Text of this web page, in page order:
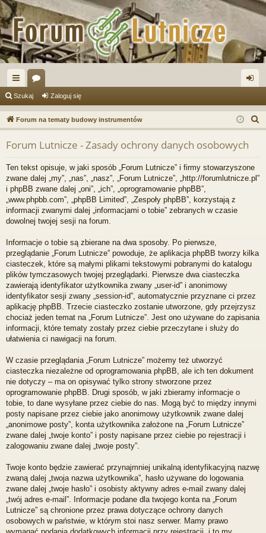
ię
ce
j
…
or
a og
uj
ę
Szukaj Zaloguj się
Forum na tematy budowy instrumentów
z
Forum Lutnicze - Zasady ochrony danych osobowych
Ten tekst opisuje, w jaki sposób „Forum Lutnicze” i firmy stowarzyszone
zwane dalej „my”, „nas”, „nasz”, „Forum Lutnicze”, „http://forumlutnicze.pl”
i phpBB zwane dalej „oni”, „ich”, „oprogramowanie phpBB”,
„www.phpbb.com”, „phpBB Limited”, „Zespoły phpBB”, korzystają z
informacji zwanymi dalej „informacjami o tobie” zebranych w czasie
dowolnej twojej sesji na forum.
Informacje o tobie są zbierane na dwa sposoby. Po pierwsze,
przeglądanie „Forum Lutnicze” powoduje, że aplikacja phpBB tworzy kilka
ciasteczek, które są małymi plikami tekstowymi pobranymi do katalogu
plików tymczasowych twojej przeglądarki. Pierwsze dwa ciasteczka
zawierają identyfikator użytkownika zwany „user-id” i anonimowy
identyfikator sesji zwany „session-id”, automatycznie przyznane ci przez
aplikację phpBB. Trzecie ciasteczko zostanie utworzone, gdy przejrzysz
chociaż jeden temat na „Forum Lutnicze”. Jest ono używane do zapisania
informacji, które tematy zostały przez ciebie przeczytane i służy do
ułatwienia ci nawigacji na forum.
W czasie przeglądania „Forum Lutnicze” możemy też utworzyć
ciasteczka niezależne od oprogramowania phpBB, ale ich ten dokument
nie dotyczy – ma on opisywać tylko strony stworzone przez
oprogramowanie phpBB. Drugi sposób, w jaki zbieramy informacje o
tobie, to dane wysyłane przez ciebie do nas. Mogą być to między innymi
posty napisane przez ciebie jako anonimowy użytkownik zwane dalej
„anonimowe posty”, konta użytkownika założone na „Forum Lutnicze”
zwane dalej „twoje konto” i posty napisane przez ciebie po rejestracji i
zalogowaniu zwane dalej „twoje posty”.
Twoje konto będzie zawierać przynajmniej unikalną identyfikacyjną nazwę
zwaną dalej „twoja nazwa użytkownika”, hasło używane do logowania
zwane dalej „twoje hasło” i osobisty aktywny adres e-mail zwany dalej
„twój adres e-mail”. Informacje podane dla twojego konta na „Forum
Lutnicze” są chronione przez prawa dotyczące ochrony danych
osobowych w państwie, w którym stoi nasz serwer. Mamy prawo